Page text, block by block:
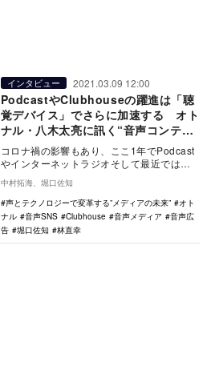
インタビュー 2021.03.09 12:00
PodcastやClubhouseの躍進は「聴
覚デバイス」でさらに加速する オト
ナル・八木太亮に訊く“音声コンテン
ツ"の可能性
コロナ禍の影響もあり、ここ1年でPodcast
やインターネットラジオそして最近では
Clubhouseなどの“音声”を軸としたサー…
中村拓海、堀口佐知
声とテクノロジーで変革する”メディアの未来”
オト
ナル
音声SNS Clubhouse 音声メディア
音声広
告
堀口佐知 林直幸